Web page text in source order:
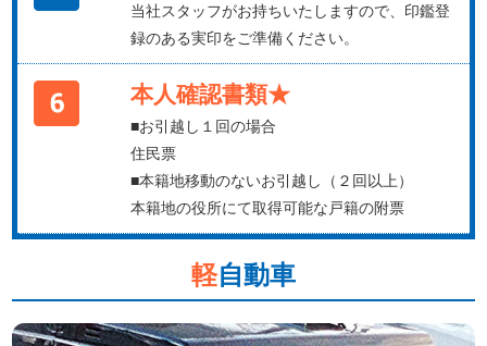
当社スタッフがお持ちいたしますので、印鑑登
録のある実印をご準備ください。
本人確認書類★
■お引越し１回の場合
住民票
■本籍地移動のないお引越し（２回以上）
本籍地の役所にて取得可能な戸籍の附票
軽自動車